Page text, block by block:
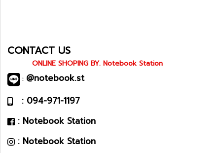
CONTACT US
ONLINE SHOPING BY. Notebook Station
:@notebook.st
: 094-971-1197
: Notebook Station
: Notebook Station